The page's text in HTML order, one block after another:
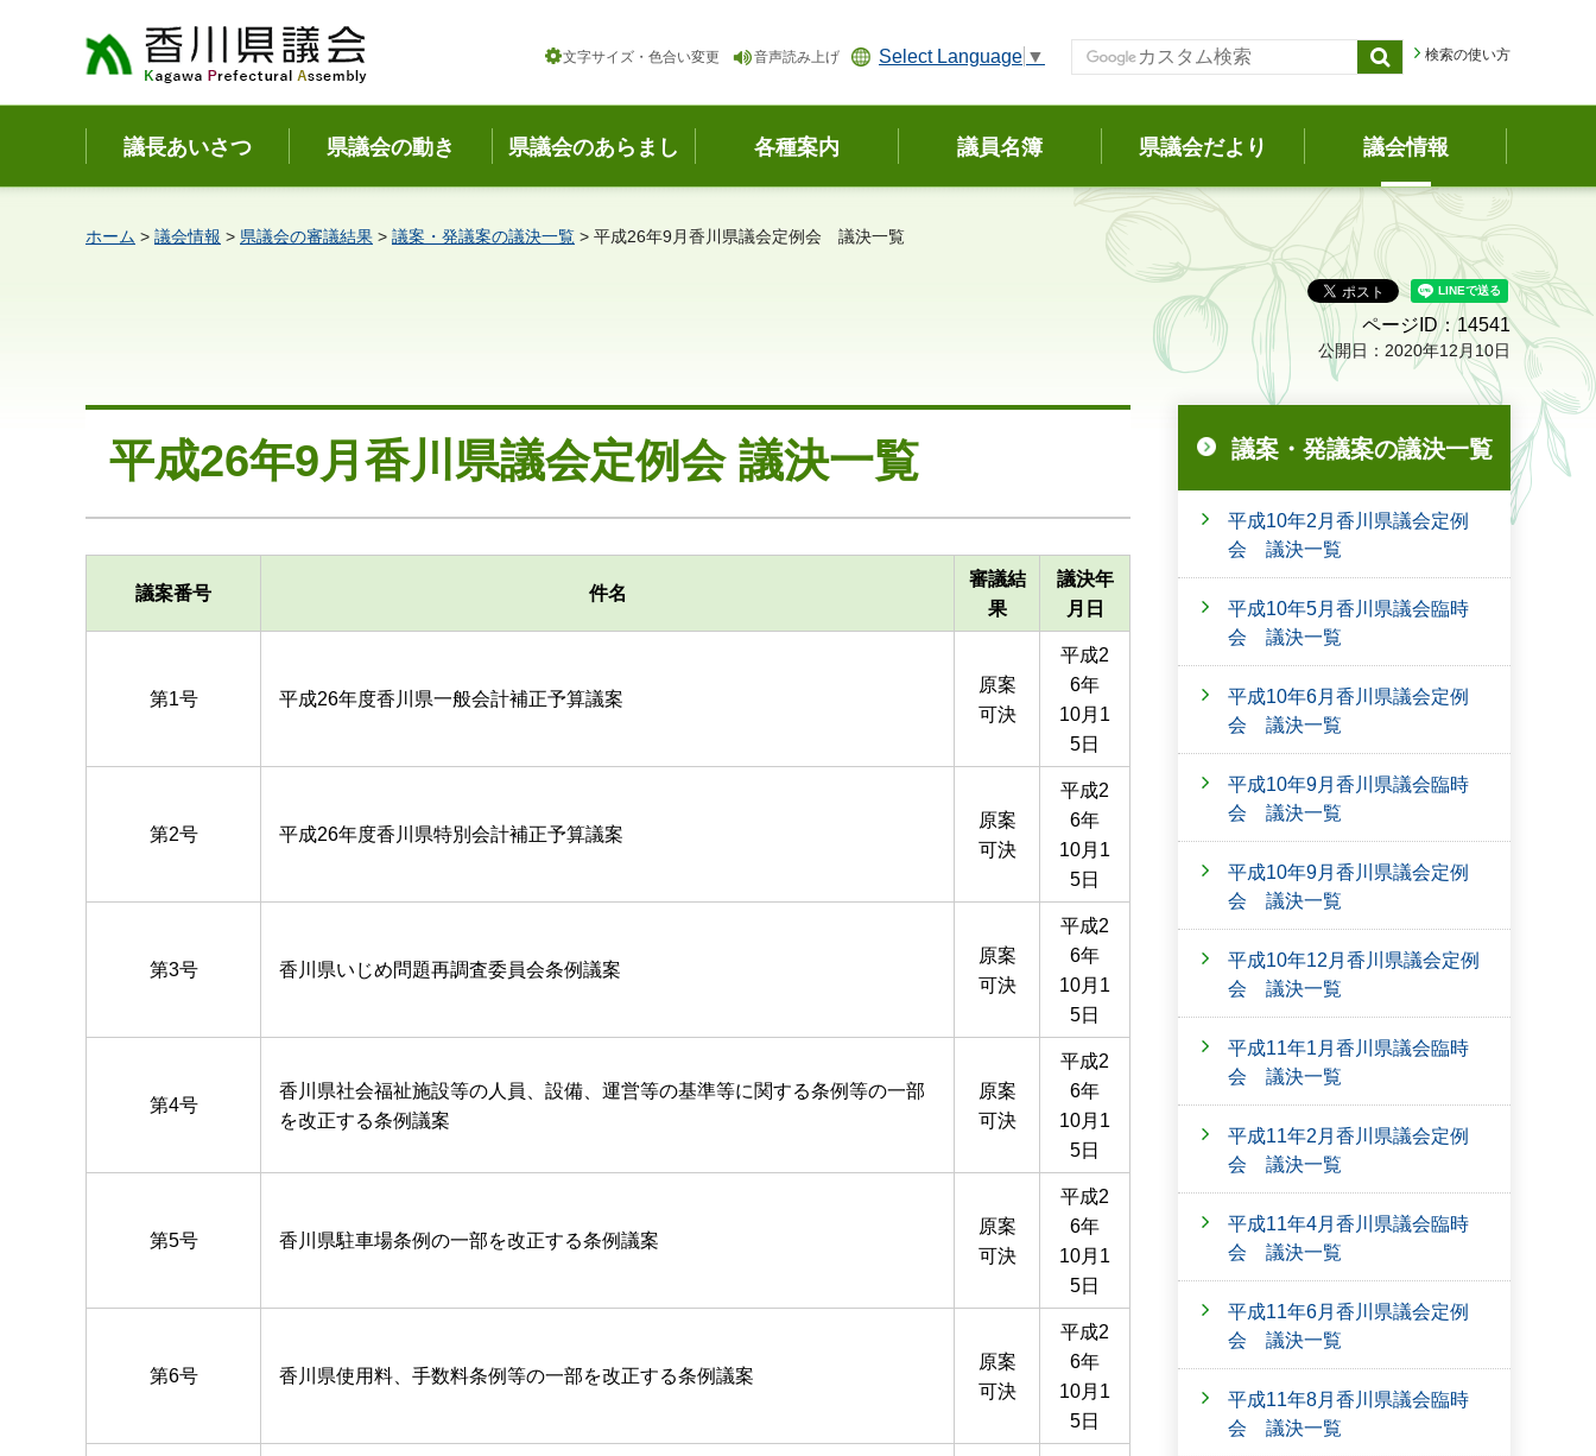
香川県議会 文字サイズ・色合い変更 音声読み上げ Select Language ▼ 検索の使い方
議長あいさつ 県議会の動き 県議会のあらまし 各種案内 議員名簿 県議会だより 議会情報
ホーム > 議会情報 > 県議会の審議結果 > 議案・発議案の議決一覧 > 平成26年9月香川県議会定例会 議決一覧
ページID：14541
公開日：2020年12月10日
平成26年9月香川県議会定例会 議決一覧
議案番号 件名
審議結
果
議決年
月日
第1号 平成26年度香川県一般会計補正予算議案
原案
可決
平成2
6年
10月1
5日
第2号 平成26年度香川県特別会計補正予算議案
原案
可決
平成2
6年
10月1
5日
第3号 香川県いじめ問題再調査委員会条例議案
原案
可決
平成2
6年
10月1
5日
第4号
香川県社会福祉施設等の人員、設備、運営等の基準等に関する条例等の一部
を改正する条例議案
原案
可決
平成2
6年
10月1
5日
第5号 香川県駐車場条例の一部を改正する条例議案
原案
可決
平成2
6年
10月1
5日
第6号 香川県使用料、手数料条例等の一部を改正する条例議案
原案
可決
平成2
6年
10月1
5日
議案・発議案の議決一覧
平成10年2月香川県議会定例
会 議決一覧
平成10年5月香川県議会臨時
会 議決一覧
平成10年6月香川県議会定例
会 議決一覧
平成10年9月香川県議会臨時
会 議決一覧
平成10年9月香川県議会定例
会 議決一覧
平成10年12月香川県議会定例
会 議決一覧
平成11年1月香川県議会臨時
会 議決一覧
平成11年2月香川県議会定例
会 議決一覧
平成11年4月香川県議会臨時
会 議決一覧
平成11年6月香川県議会定例
会 議決一覧
平成11年8月香川県議会臨時
会 議決一覧